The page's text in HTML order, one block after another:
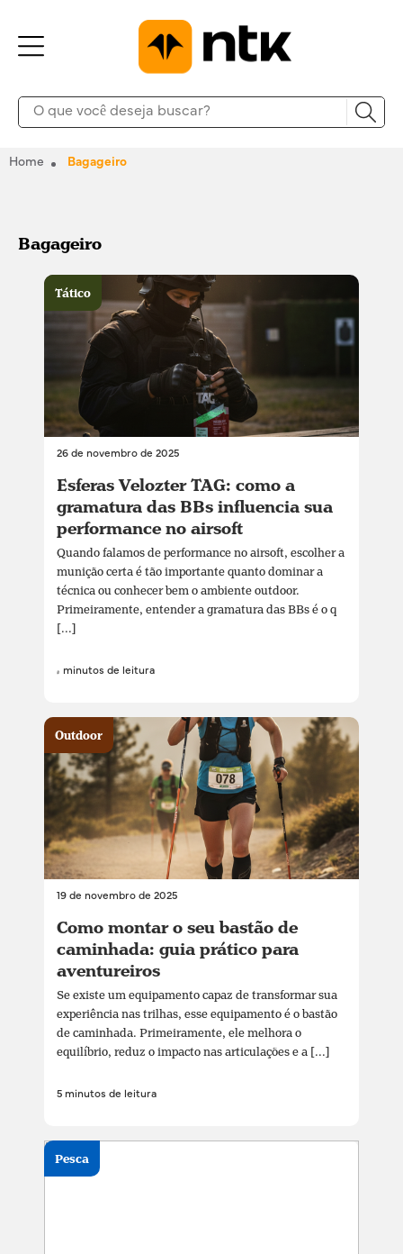
Home Bagageiro
Bagageiro
26 de novembro de 2025
Esferas Velozter TAG: como a
gramatura das BBs influencia sua
performance no airsoft
Quando falamos de performance no airsoft, escolher a
munição certa é tão importante quanto dominar a
técnica ou conhecer bem o ambiente outdoor.
Primeiramente, entender a gramatura das BBs é o q
[...]
4 minutos de leitura
Tático
19 de novembro de 2025
Como montar o seu bastão de
caminhada: guia prático para
aventureiros
Se existe um equipamento capaz de transformar sua
experiência nas trilhas, esse equipamento é o bastão
de caminhada. Primeiramente, ele melhora o
equilíbrio, reduz o impacto nas articulações e a [...]
5 minutos de leitura
Outdoor
Pesca